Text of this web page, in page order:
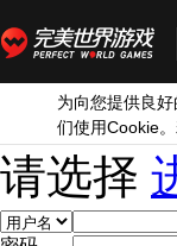
为向您提供良
们使用Cookie
请选择